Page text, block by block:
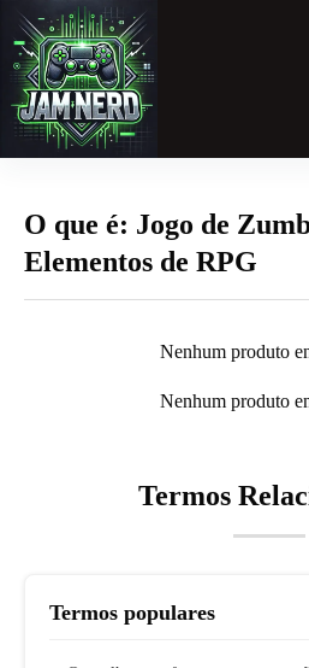
para
conteúdo
O que é: Jogo de
Elementos de RPG
Nenhum produto
Nenhum produto
Termos
Termos populares